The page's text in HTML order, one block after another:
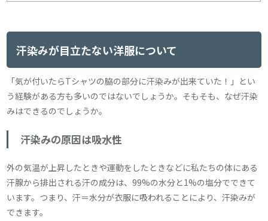
汗染みが目立たない洋服について
「気が付いたらTシャツの脇の部分に汗染みが出来ていた！」とい
う経験がある方も多いのではないでしょうか。そもそも、なぜ汗染
みはできるのでしょうか。
汗染みの原因は吸水性
外の気温が上昇したときや運動をしたときなどに私たちの体にある
汗腺から排出される汗の成分は、99%の水分と1%の塩分でできて
います。つまり、汗＝水分が衣服に吸われることにより、汗染みが
できます。